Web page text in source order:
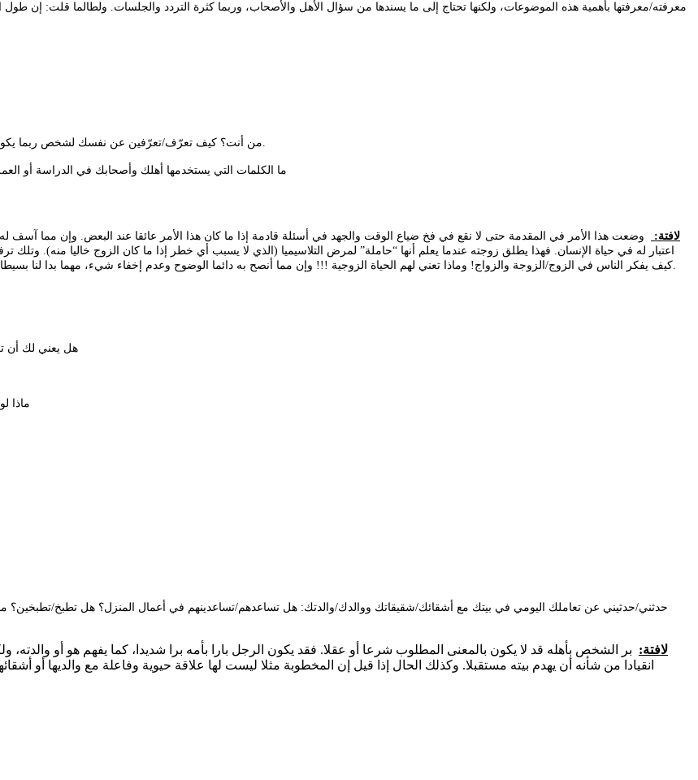
معرفته/معرفتها بأهمية هذه الموضوعات، ولكنها تحتاج إلى ما يسندها من سؤال الأهل والأصحاب، وربما كثرة التردد والجلسات. ولطالما قلت: إن طول
2. ما الكلمات التي يستخدمها أهلك وأصحابك في الدراسة أو
لافتة:
وضعت هذا الأمر في المقدمة حتى لا نقع في فخ ضياع الوقت والجهد في أسئلة قادمة إذا ما كان هذا الأمر عائقا عند البعض. وإن مما
اعتبار له في حياة الإنسان. فهذا يطلق زوجته عندما يعلم أنها “حاملة” لمرض التلاسيميا (الذي لا يسبب أي خطر إذا ما كان الزوج خاليا منه).
3. هل يعني لك
5.
لافتة: بر الشخص بأهله قد لا يكون بالمعنى المطلوب شرعا أو عقلا. فقد يكون الرجل بارا بأمه برا شديدا، كما يفهم هو أو
انقيادا من شأنه أن يهدم بيته مستقبلا. وكذلك الحال إذا قيل إن المخطوبة مثلا ليست لها علاقة حيوية وفاعلة مع والديها أو